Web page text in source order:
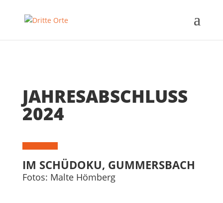
JAHRESABSCHLUSS
2024
IM SCHÜDOKU, GUMMERSBACH
Fotos: Malte Hömberg